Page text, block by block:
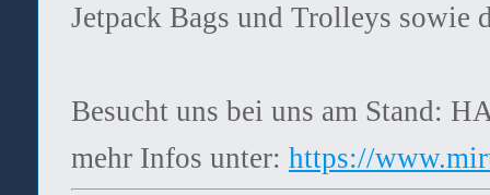
Jetpack Bags und Trolleys sowie
Besucht uns bei uns am Stand:
mehr Infos unter: https://